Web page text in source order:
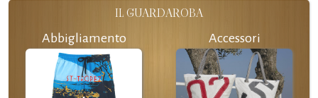
IL GUARDAROBA
Abbigliamento Accessori